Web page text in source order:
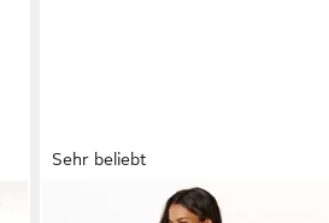
Sehr beliebt
VIVANCE DREAMS BY LASCANA